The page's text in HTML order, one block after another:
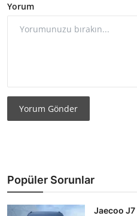
Yorum
Yorum Gönder
Popüler Sorunlar
Jaecoo J7